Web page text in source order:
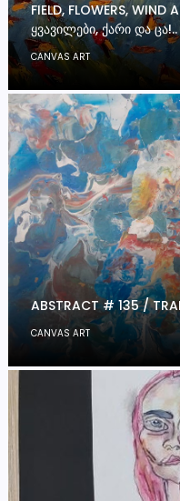
FIELD, FLOWERS,
ᲧᲕᲐᲕᲘᲚᲔᲑᲘ, ᲥᲐᲠᲘ ᲓᲐ
CANVAS ART
ABSTRACT # 135 /
CANVAS ART